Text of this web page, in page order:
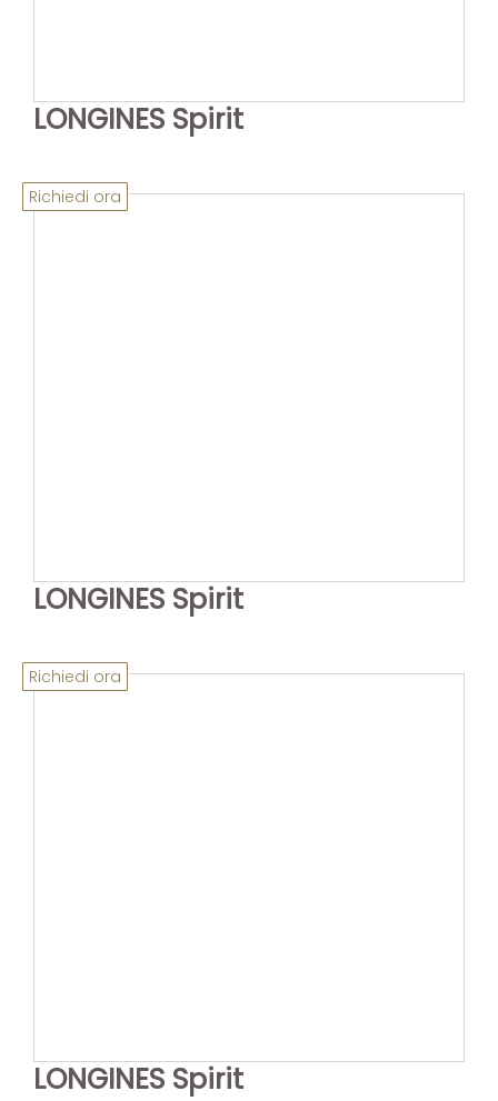
LONGINES Spirit
Richiedi ora
LONGINES Spirit
Richiedi ora
LONGINES Spirit